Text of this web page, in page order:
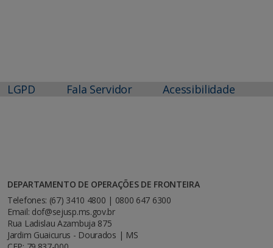
LGPD Fala Servidor Acessibilidade
DEPARTAMENTO DE OPERAÇÕES DE FRONTEIRA
Telefones: (67) 3410 4800 | 0800 647 6300
Email: dof@sejusp.ms.gov.br
Rua Ladislau Azambuja 875
Jardim Guaicurus - Dourados | MS